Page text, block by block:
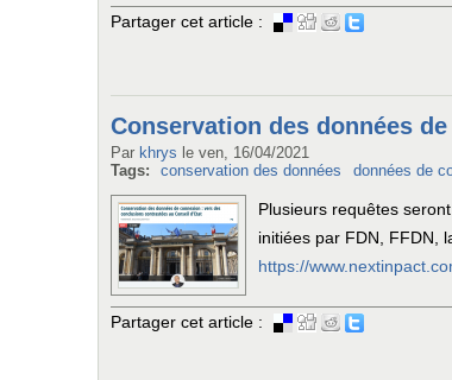
Partager cet article :
Conservation des données
Par khrys le ven, 16/04/2021
Tags:
conservation des données données de
Plusieurs requêtes
initiées par FDN, FFDN,
https://
Partager cet article :